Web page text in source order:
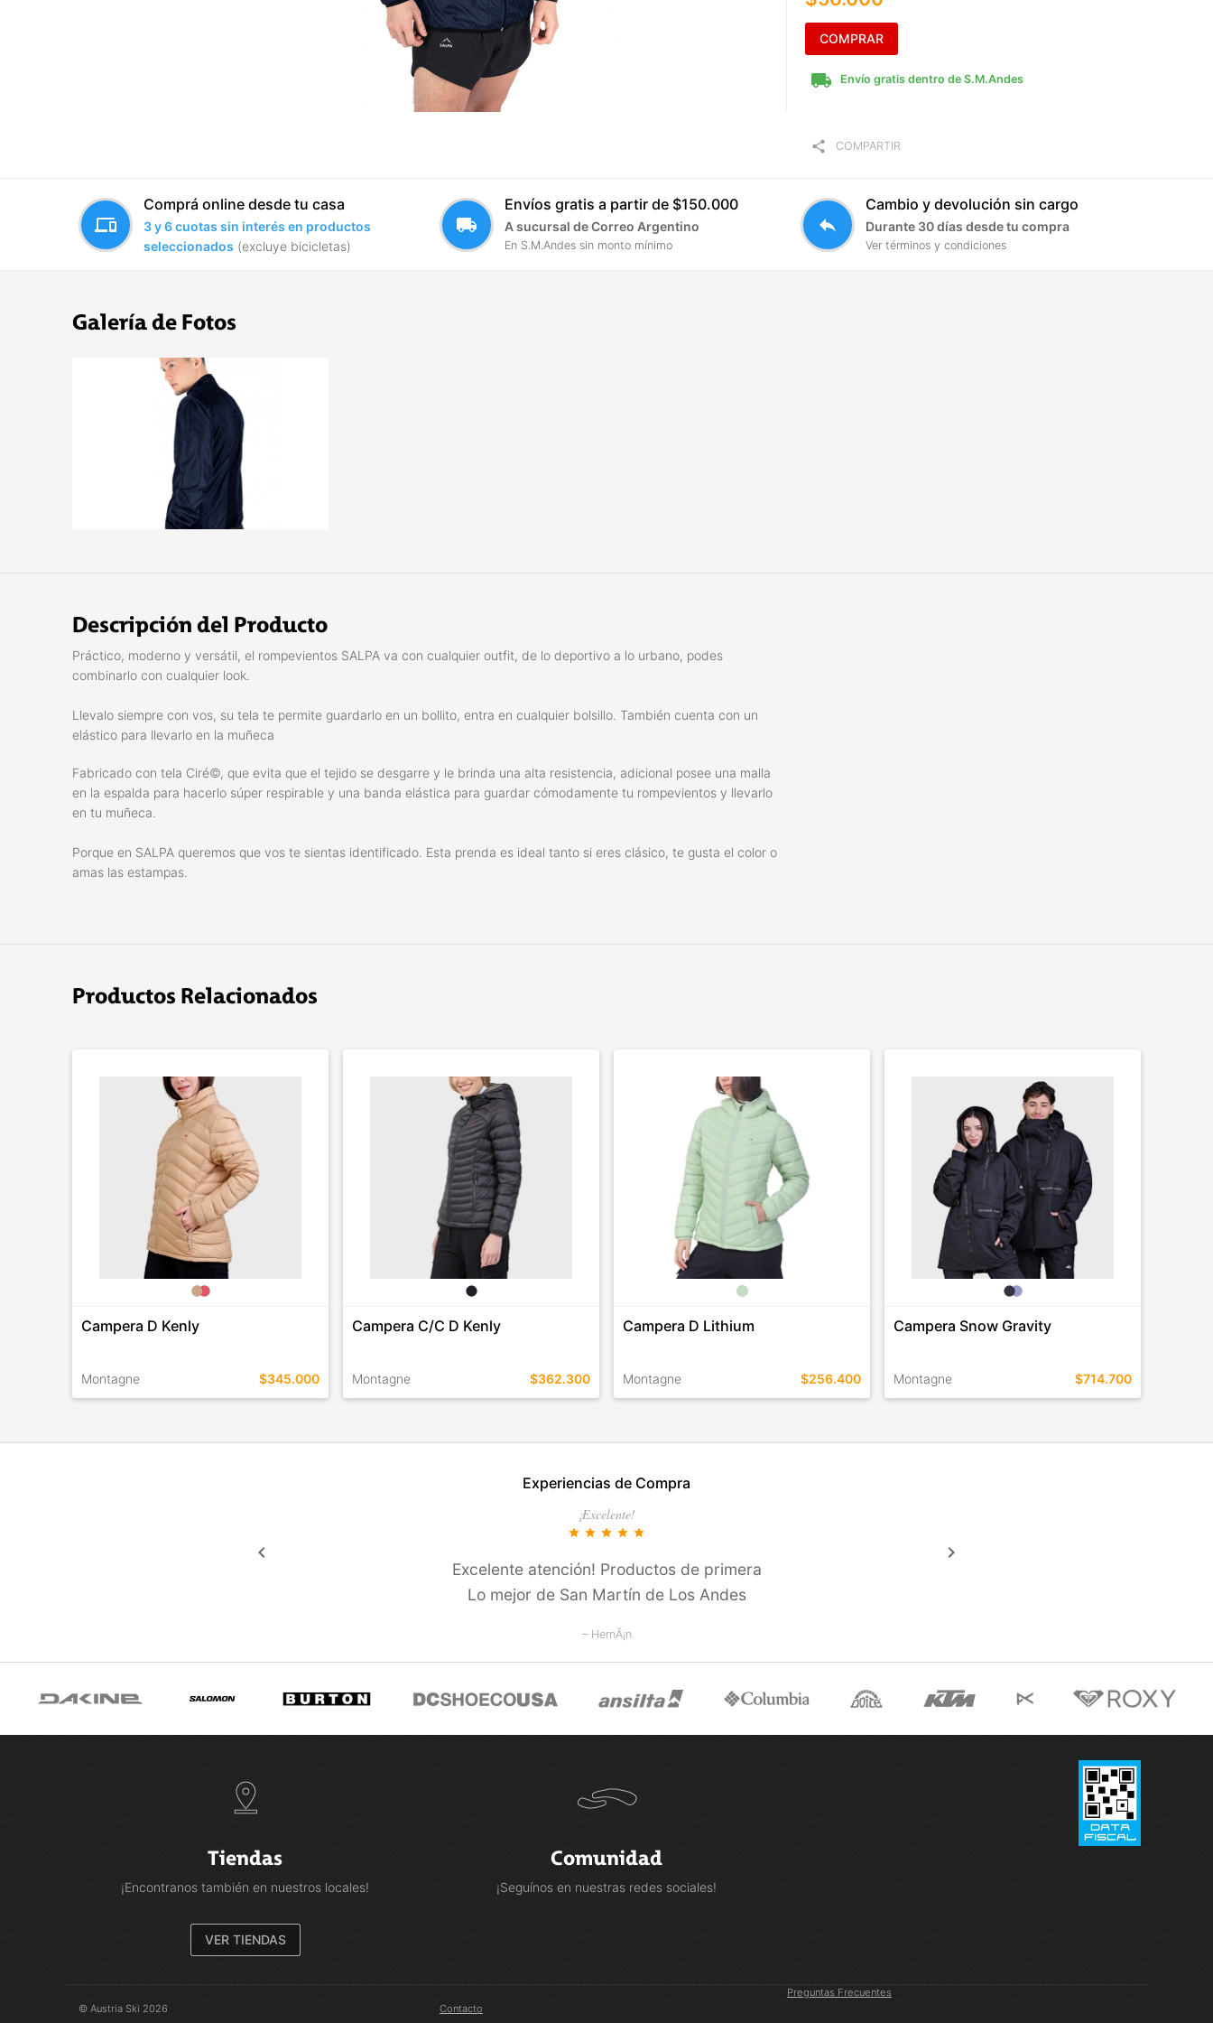
COMPRAR
local_shipping Envío gratis dentro de S.M.Andes
share COMPARTIR
devices
Comprá online desde tu casa
3 y 6 cuotas sin interés en productos
seleccionados (excluye bicicletas)
local_shipping
Envíos gratis a partir de $150.000
A sucursal de Correo Argentino
En S.M.Andes sin monto mínimo
reply
Cambio y devolución sin cargo
Durante 30 días desde tu compra
Ver términos y condiciones
Galería de Fotos
Descripción del Producto
Práctico, moderno y versátil, el rompevientos SALPA va con cualquier outfit, de lo deportivo a lo urbano, podes
combinarlo con cualquier look.
Llevalo siempre con vos, su tela te permite guardarlo en un bollito, entra en cualquier bolsillo. También cuenta con un
elástico para llevarlo en la muñeca
Fabricado con tela Ciré©, que evita que el tejido se desgarre y le brinda una alta resistencia, adicional posee una malla
en la espalda para hacerlo súper respirable y una banda elástica para guardar cómodamente tu rompevientos y llevarlo
en tu muñeca.
Porque en SALPA queremos que vos te sientas identificado. Esta prenda es ideal tanto si eres clásico, te gusta el color o
amas las estampas.
Productos Relacionados
Campera D Kenly
Montagne $345.000
Campera C/C D Kenly
Montagne $362.300
Campera D Lithium
Montagne $256.400
Campera Snow Gravity
Montagne $714.700
Experiencias de Compra
¡Excelente!
star star star star star
Excelente atención! Productos de primera
Lo mejor de San Martí­n de Los Andes
– HernÃ¡n
keyboard_arrow_left keyboard_arrow_right
Tiendas
¡Encontranos también en nuestros locales!
VER TIENDAS
Comunidad
¡Seguínos en nuestras redes sociales!
© Austria Ski 2026
Contacto
Preguntas Frecuentes